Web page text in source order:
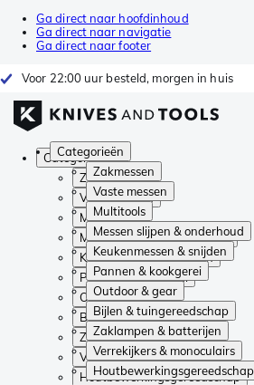
Ga direct naar hoofdinhoud
Ga direct naar navigatie
Ga direct naar footer
Voor 22:00 uur besteld, morgen in huis
Categorieën
Zakmessen
Vaste messen
Multitools
Messen slijpen & onderhoud
Keukenmessen & snijden
Pannen & kookgerei
Outdoor & gear
Bijlen & tuingereedschap
Zaklampen & batterijen
Verrekijkers & monoculairs
Houtbewerkingsgereedschap
Categorieën
Zakmessen
Vaste messen
Multitools
Messen slijpen & onderhoud
Keukenmessen & snijden
Pannen & kookgerei
Outdoor & gear
Bijlen & tuingereedschap
Zaklampen & batterijen
Verrekijkers & monoculairs
Houtbewerkingsgereedschap